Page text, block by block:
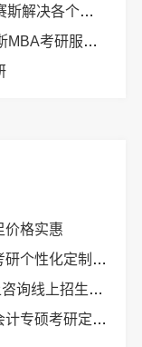
阶段备考需求
务人才伴您成长
价格实惠
性化定制课程
线上招生平台
定制专属学生方案